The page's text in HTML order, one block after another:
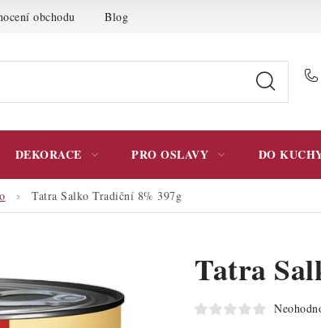
obchodu Blog
DEKORACE PRO OSLAVY DO
Tatra Salko Tradiční 8% 397g
Tatra